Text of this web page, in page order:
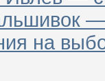
—
на